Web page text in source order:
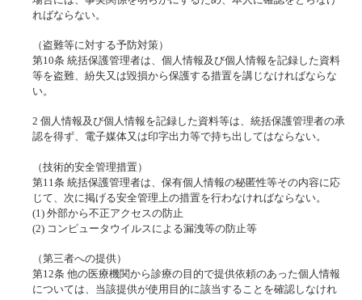
ればならない。
（盗難等に対する予防対策）
第10条 統括保護管理者は、個人情報及び個人情報を記録した資料
等を盗難、紛失又は毀損から保護する措置を講じなければならな
い。
2 個人情報及び個人情報を記録した資料等は、統括保護管理者の承
認を得ず、電子媒体又は印字出力等で持ち出してはならない。
（技術的安全管理措置）
第11条 統括保護管理者は、保有個人情報の秘匿性等その内容に応
じて、次に掲げる安全管理上の措置を行わなければならない。
(1) 外部から不正アクセスの防止
(2) コンピュータウイルスによる漏洩等の防止等
（第三者への提供）
第12条 他の医療機関から診療の目的で提供依頼のあった個人情報
については、当該提供が使用目的に該当することを確認しなけれ